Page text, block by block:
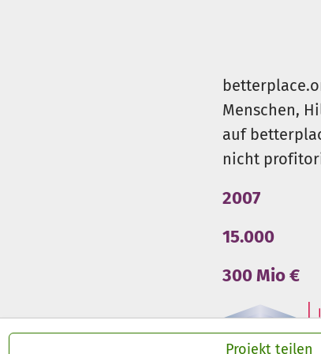
Projekt teilen
Menschen,
auf
nicht
2007
15.000
300 Mio €